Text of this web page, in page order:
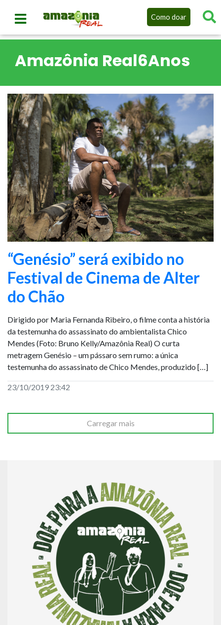
Como doar
Amazônia Real6Anos
“Genésio” será exibido no
Festival de Cinema de Alter
do Chão
Dirigido por Maria Fernanda Ribeiro, o filme conta a história
da testemunha do assassinato do ambientalista Chico
Mendes (Foto: Bruno Kelly/Amazônia Real) O curta
metragem Genésio – um pássaro sem rumo: a única
testemunha do assassinato de Chico Mendes, produzido […]
23/10/2019 23:42
Carregar mais